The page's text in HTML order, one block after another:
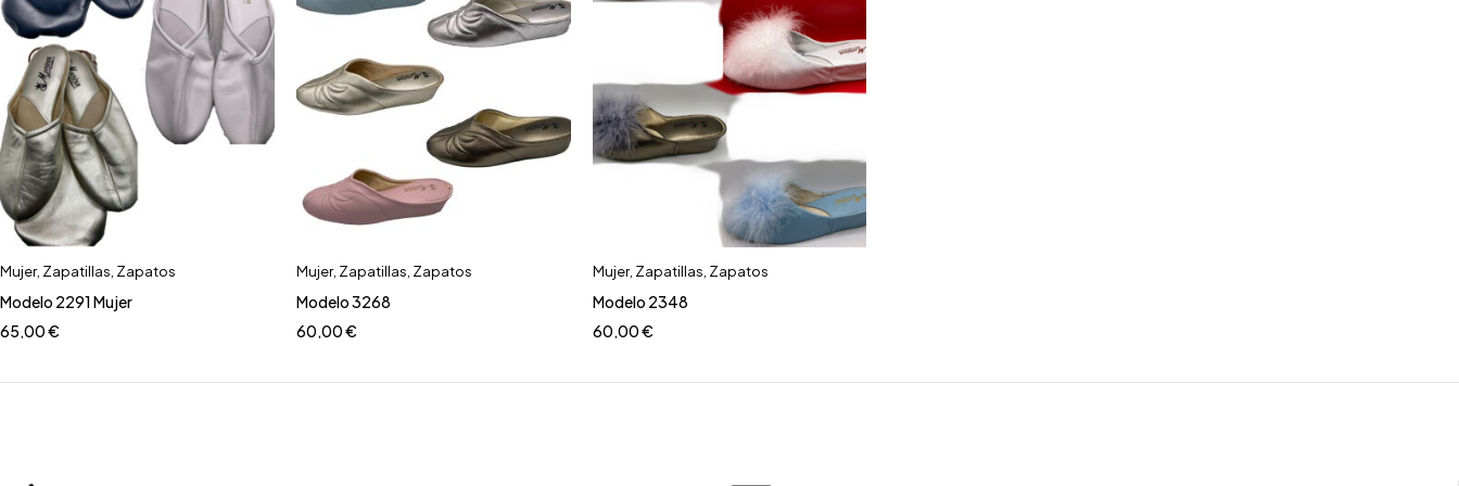
Mujer, Zapatillas Zapatos
Modelo 2291 Mujer
65,00€
Mujer, Zapatillas Zapatos
Modelo 3268
60,00€
Mujer, Zapatillas Zapatos
Modelo 2348
60,00€